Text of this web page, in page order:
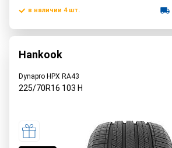
в наличии 4 шт.
Hankook
Dynapro HPX RA43
225/70R16 103 H